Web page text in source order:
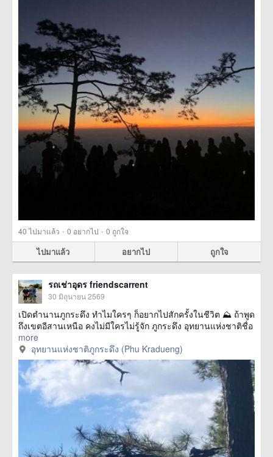
40ไปมาแล้ว · 0 อยากไป · 0 ถูกใจ
ไปมาแล้ว อยากไป ถูกใจ
รถเช่าอุดร friendscarrent
30 มิถุนายน 2569
เปิดตำนานภูกระดึง ทำไมใครๆ ก็อยากไปสักครั้งในชีวิต ⛰️ ถ้าพูด
ถึงเขตอีสานเหนือ คงไม่มีใครไม่รู้จัก ภูกระดึง อุทยานแห่งชาติชื่อ
more
อุทยานแห่งชาติภูกระดึง (Phu Kradueng)